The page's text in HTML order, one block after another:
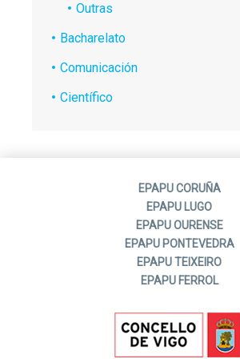
Outras
Bacharelato
Comunicación
Científico
EPAPU CORUÑA
EPAPU LUGO
EPAPU OURENSE
EPAPU PONTEVEDRA
EPAPU TEIXEIRO
EPAPU FERROL